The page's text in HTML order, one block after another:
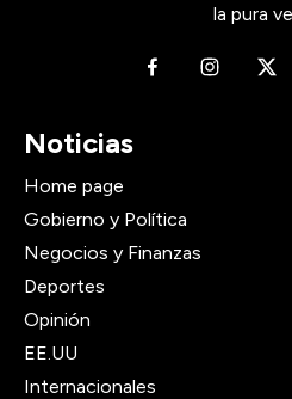
la pura
Noticias
Home page
Gobierno y Política
Negocios y Finanzas
Deportes
Opinión
EE.UU
Internacionales